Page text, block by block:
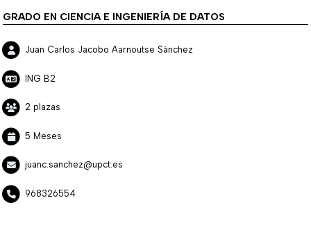
GRADO EN CIENCIA E INGENIERÍA DE DATOS
Juan Carlos Jacobo Aarnoutse Sánchez
ING B2
2 plazas
5 Meses
juanc.sanchez@upct.es
968326554